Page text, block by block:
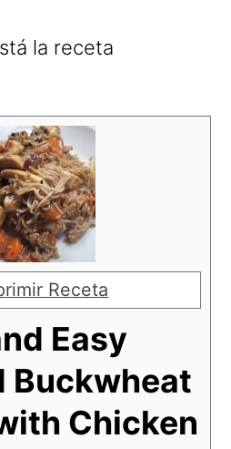
la receta
Receta
Easy
Buckwheat
Chicken